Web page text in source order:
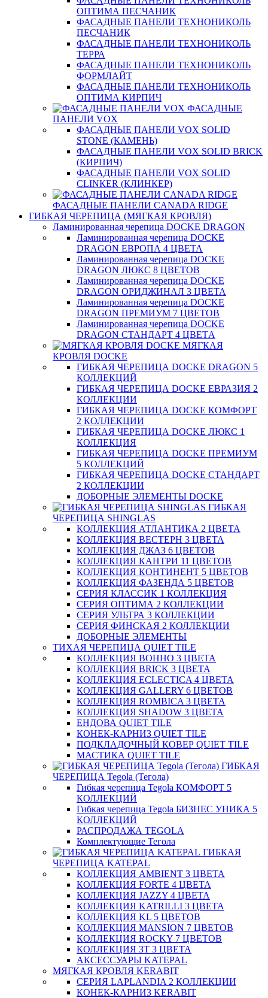
ОПТИМА ПЕСЧАНИК
ФАСАДНЫЕ ПАНЕЛИ ТЕХНОНИКОЛЬ
ПЕСЧАНИК
ФАСАДНЫЕ ПАНЕЛИ ТЕХНОНИКОЛЬ
ТЕРРА
ФАСАДНЫЕ ПАНЕЛИ ТЕХНОНИКОЛЬ
ФОРМЛАЙТ
ФАСАДНЫЕ ПАНЕЛИ ТЕХНОНИКОЛЬ
ОПТИМА КИРПИЧ
ФАСАДНЫЕ
ПАНЕЛИ VOX
ФАСАДНЫЕ ПАНЕЛИ VOX SOLID
STONE (КАМЕНЬ)
ФАСАДНЫЕ ПАНЕЛИ VOX SOLID BRICK
(КИРПИЧ)
ФАСАДНЫЕ ПАНЕЛИ VOX SOLID
CLINКER (КЛИНКЕР)
ФАСАДНЫЕ ПАНЕЛИ CANADA RIDGE
ГИБКАЯ ЧЕРЕПИЦА (МЯГКАЯ КРОВЛЯ)
Ламинированная черепица DOCKE DRAGON
Ламинированная черепица DOCKE
DRAGON ЕВРОПА 4 ЦВЕТА
Ламинированная черепица DOCKE
DRAGON ЛЮКС 8 ЦВЕТОВ
Ламинированная черепица DOCKE
DRAGON ОРИДЖИНАЛ 3 ЦВЕТА
Ламинированная черепица DOCKE
DRAGON ПРЕМИУМ 7 ЦВЕТОВ
Ламинированная черепица DOCKE
DRAGON СТАНДАРТ 4 ЦВЕТA
МЯГКАЯ
КРОВЛЯ DOCKE
ГИБКАЯ ЧЕРЕПИЦА DOCKE DRAGON 5
КОЛЛЕКЦИЙ
ГИБКАЯ ЧЕРЕПИЦА DOCKE ЕВРАЗИЯ 2
КОЛЛЕКЦИИ
ГИБКАЯ ЧЕРЕПИЦА DOCKE КОМФОРТ
2 КОЛЛЕКЦИИ
ГИБКАЯ ЧЕРЕПИЦА DOCKE ЛЮКС 1
КОЛЛЕКЦИЯ
ГИБКАЯ ЧЕРЕПИЦА DOCKE ПРЕМИУМ
5 КОЛЛЕКЦИЙ
ГИБКАЯ ЧЕРЕПИЦА DOCKE СТАНДАРТ
2 КОЛЛЕКЦИИ
ДОБОРНЫЕ ЭЛЕМЕНТЫ DOCKE
ГИБКАЯ
ЧЕРЕПИЦА SHINGLAS
КОЛЛЕКЦИЯ АТЛАНТИКА 2 ЦВЕТА
КОЛЛЕКЦИЯ ВЕСТЕРН 3 ЦВЕТА
КОЛЛЕКЦИЯ ДЖАЗ 6 ЦВЕТОВ
КОЛЛЕКЦИЯ КАНТРИ 11 ЦВЕТОВ
КОЛЛЕКЦИЯ КОНТИНЕНТ 5 ЦВЕТОВ
КОЛЛЕКЦИЯ ФАЗЕНДА 5 ЦВЕТОВ
СЕРИЯ КЛАССИК 1 КОЛЛЕКЦИЯ
СЕРИЯ ОПТИМА 2 КОЛЛЕКЦИИ
СЕРИЯ УЛЬТРА 3 КОЛЛЕКЦИИ
СЕРИЯ ФИНСКАЯ 2 КОЛЛЕКЦИИ
ДОБОРНЫЕ ЭЛЕМЕНТЫ
ТИХАЯ ЧЕРЕПИЦА QUIET TILE
КОЛЛЕКЦИЯ BOHHO 3 ЦВЕТА
КОЛЛЕКЦИЯ BRICK 3 ЦВЕТА
КОЛЛЕКЦИЯ ECLECTICA 4 ЦВЕТА
КОЛЛЕКЦИЯ GALLERY 6 ЦВЕТОВ
КОЛЛЕКЦИЯ ROMBICA 3 ЦВЕТА
КОЛЛЕКЦИЯ SHADOW 3 ЦВЕТА
ЕНДОВА QUIET TILE
КОНЕК-КАРНИЗ QUIET TILE
ПОДКЛАДОЧНЫЙ КОВЕР QUIET TILE
МАСТИКА QUIET TILE
ГИБКАЯ
ЧЕРЕПИЦА Tegola (Тегола)
Гибкая черепица Tegola КОМФОРТ 5
КОЛЛЕКЦИЙ
Гибкая черепица Tegola БИЗНЕС УНИКА 5
КОЛЛЕКЦИЙ
РАСПРОДАЖА TEGOLA
Комплектующие Тегола
ГИБКАЯ
ЧЕРЕПИЦА KATEPAL
КОЛЛЕКЦИЯ AMBIENT 3 ЦВЕТА
КОЛЛЕКЦИЯ FORTE 4 ЦВЕТА
КОЛЛЕКЦИЯ JAZZY 4 ЦВЕТА
КОЛЛЕКЦИЯ KATRILLI 3 ЦВЕТА
КОЛЛЕКЦИЯ KL 5 ЦВЕТОВ
КОЛЛЕКЦИЯ MANSION 7 ЦВЕТОВ
КОЛЛЕКЦИЯ ROCKY 7 ЦВЕТОВ
КОЛЛЕКЦИЯ ЗТ 3 ЦВЕТА
АКСЕССУАРЫ KATEPAL
МЯГКАЯ КРОВЛЯ KERABIT
СЕРИЯ LAPLANDIA 2 КОЛЛЕКЦИИ
КОНЕК-КАРНИЗ KERABIT